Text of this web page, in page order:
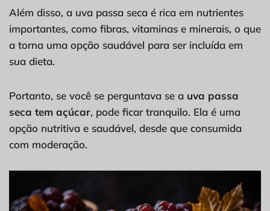
Além disso, a uva passa seca é rica em nutrientes
importantes, como fibras, vitaminas e minerais, o que
a torna uma opção saudável para ser incluída em
sua dieta.
Portanto, se você se perguntava se a uva passa
seca tem açúcar, pode ficar tranquilo. Ela é uma
opção nutritiva e saudável, desde que consumida
com moderação.